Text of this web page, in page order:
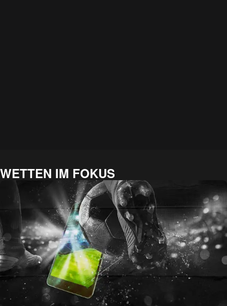
WETTEN IM FOKUS